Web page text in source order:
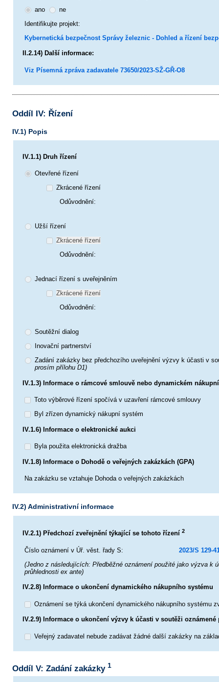
ano
ne
Identifikujte projekt:
Kybernetická bezpečnost Správy železnic - Dohled a řízení
II.2.14) Další informace:
Viz Písemná zpráva zadavatele 73650/2023-SŽ-GŘ-O8
Oddíl IV: Řízení
IV.1) Popis
IV.1.1) Druh řízení
Otevřené řízení
Zkrácené řízení
Odůvodnění:
Užší řízení
Zkrácené řízení
Odůvodnění:
Jednací řízení s uveřejněním
Zkrácené řízení
Odůvodnění:
Soutěžní dialog
Inovační partnerství
Zadání zakázky bez předchozího uveřejnění výzvy k účasti v
prosím přílohu D1)
IV.1.3) Informace o rámcové smlouvě nebo dynamickém
Toto výběrové řízení spočívá v uzavření rámcové smlouvy
Byl zřízen dynamický nákupní systém
IV.1.6) Informace o elektronické aukci
Byla použita elektronická dražba
IV.1.8) Informace o Dohodě o veřejných zakázkách (GPA)
Na zakázku se vztahuje Dohoda o veřejných zakázkách
IV.2) Administrativní informace
IV.2.1) Předchozí zveřejnění týkající se tohoto řízení 2
Číslo oznámení v Úř. věst. řady S:
2023/S 129-
(Jedno z následujících: Předběžné oznámení použité jako výzva
průhlednosti ex ante)
IV.2.8) Informace o ukončení dynamického nákupního systému
Oznámení se týká ukončení dynamického nákupního systému
IV.2.9) Informace o ukončení výzvy k účasti v soutěži
Veřejný zadavatel nebude zadávat žádné další zakázky na
Oddíl V: Zadání zakázky 1